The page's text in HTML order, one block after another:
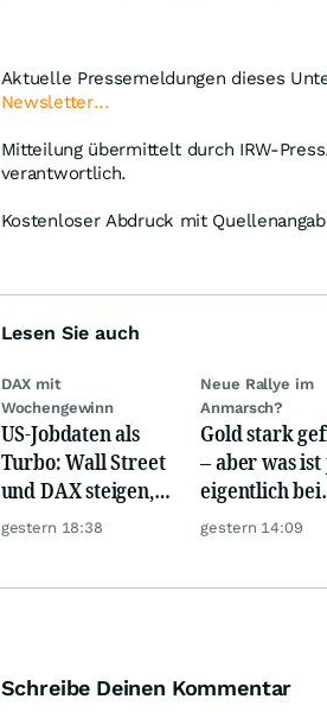
Aktuelle Pressemeldungen dieses
Newsletter...
Mitteilung übermittelt durch IRW-
verantwortlich.
Kostenloser Abdruck mit
Lesen Sie auch
DAX mit
Wochengewinn
US-Jobdaten als
Turbo: Wall Street
und DAX steigen,
Gold glänzt
gestern 18:38
Neue Rallye im
Anmarsch?
Gold stark
– aber was
eigentlich bei
Silber möglich?
gestern 14:09
Schreibe Deinen Kommentar